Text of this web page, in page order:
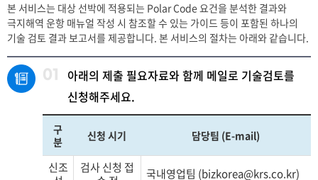
본 서비스는 대상 선박에 적용되는 Polar Code 요건을 분석한 결과와
극지해역 운항 매뉴얼 작성 시 참조할 수 있는 가이드 등이 포함된 하나의
기술 검토 결과 보고서를 제공합니다. 본 서비스의 절차는 아래와 같습니다.
01
아래의 제출 필요자료와 함께 메일로 기술검토를
신청해주세요.
구
분
신청 시기 담당팀 (E-mail)
신조
검사 신청 접
국내영업팀 (bizkorea@krs.co.kr)